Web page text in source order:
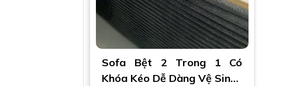
Sofa Bệt 2 Trong 1 Có
Khóa Kéo Dễ Dàng Vệ Sinh |